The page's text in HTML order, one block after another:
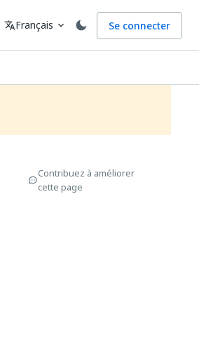
Langue
translateFrançais expand_more Se connecter
Contribuez à améliorer
cette page